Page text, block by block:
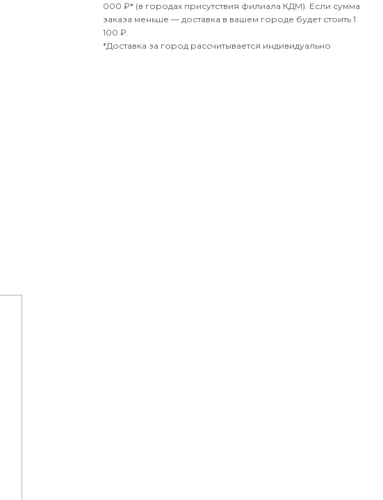
000 ₽* (в городах присутствия филиала КДМ). Если сумма
заказа меньше — доставка в вашем городе будет стоить 1
100 ₽.
*Доставка за город рассчитывается индивидуально